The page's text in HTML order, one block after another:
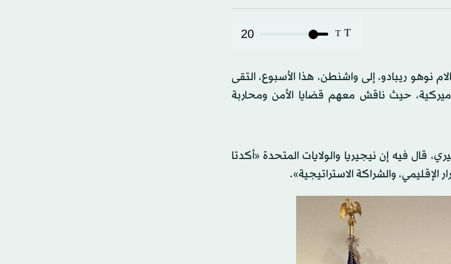
T
T
20
نوهو ريبادو، إلى واشنطن، هذا الأسبوع، التقى
حيث ناقش معهم قضايا الأمن ومحاربة
قال فيه إن نيجيريا والولايات المتحدة «أكدتا
الإقليمي، والشراكة الاستراتيجية».